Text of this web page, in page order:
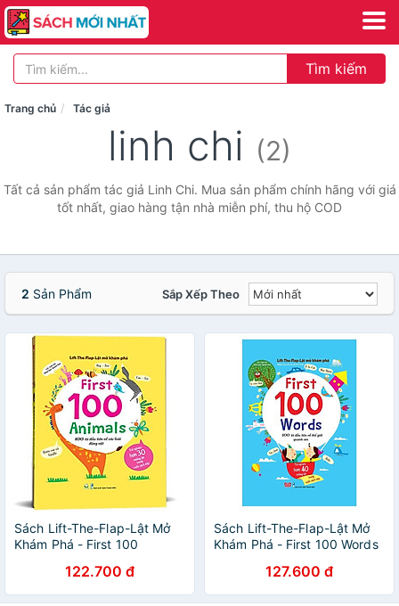
Tìm kiếm
Trang chủ Tác giả
linh chi (2)
Tất cả sản phẩm tác giả Linh Chi. Mua sản phẩm chính hãng với giá
tốt nhất, giao hàng tận nhà miễn phí, thu hộ COD
2 Sản Phẩm Sắp Xếp Theo
Sách Lift-The-Flap-Lật Mở
Khám Phá - First 100
Về Các Loài Động Vật
122.700 đ
Sách Lift-The-Flap-Lật Mở
Khám Phá - First 100 Words
Giới Quanh Em127.600 đ